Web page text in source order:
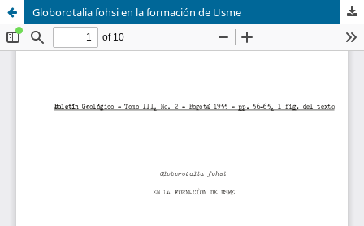
Globorotalia fohsi en la formación de Usme